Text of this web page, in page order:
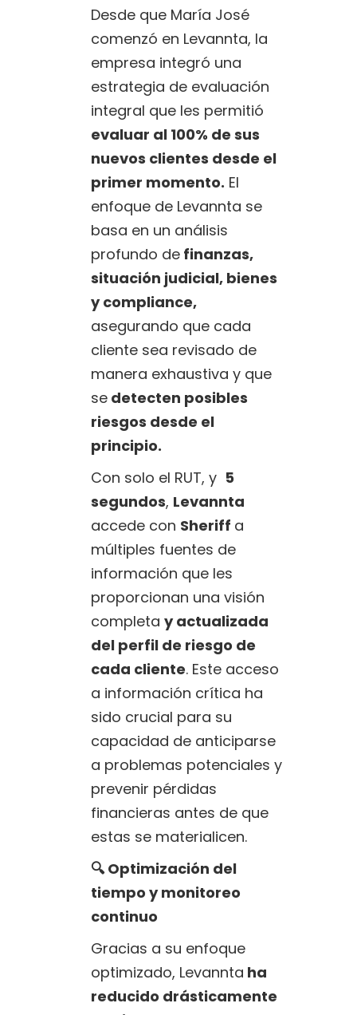
Desde que María José
comenzó en Levannta, la
empresa integró una
estrategia de evaluación
integral que les permitió
evaluar al 100% de sus
nuevos clientes desde el
primer momento. El
enfoque de Levannta se
basa en un análisis
profundo de finanzas,
situación judicial, bienes
y compliance,
asegurando que cada
cliente sea revisado de
manera exhaustiva y que
se detecten posibles
riesgos desde el
principio.
Con solo el RUT, y 5
segundos, Levannta
accede con Sheriff a
múltiples fuentes de
información que les
proporcionan una visión
completa y actualizada
del perfil de riesgo de
cada cliente. Este acceso
a información crítica ha
sido crucial para su
capacidad de anticiparse
a problemas potenciales y
prevenir pérdidas
financieras antes de que
estas se materialicen.
🔍 Optimización del
tiempo y monitoreo
continuo
Gracias a su enfoque
optimizado, Levannta ha
reducido drásticamente